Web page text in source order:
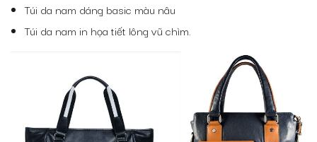
Túi da nam dáng basic màu nâu
Túi da nam in họa tiết lông vũ chìm.